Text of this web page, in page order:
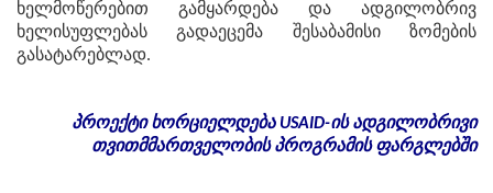
ხელმოწერებით გამყარდება და ადგილობრივ
ხელისუფლებას გადაეცემა შესაბამისი ზომების
გასატარებლად.
პროექტი ხორციელდებაUSAID-ის ადგილობრივი
თვითმმართველობის პროგრამის ფარგლებში